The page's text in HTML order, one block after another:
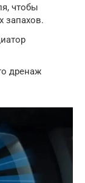
чтобы
запахов.
дренаж